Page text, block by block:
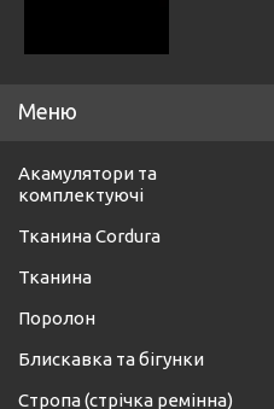
Акамулятори та
комплектуючі
Тканина Cordura
Тканина
Поролон
Блискавка та бігунки
Стропа (стрічка ремінна)